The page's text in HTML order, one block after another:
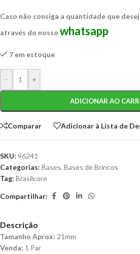
Caso não consiga a quantidade que
através do nosso whatsapp
7 em estoque
- +
ADICIONAR AO
Comparar Adicionar à Lista de
SKU: 96241
Categorias: Bases, Bases de Brincos
Tag: Brasilcore
Compartilhar:
Descrição
Tamanho Aprox: 21mm
Venda: 1 Par